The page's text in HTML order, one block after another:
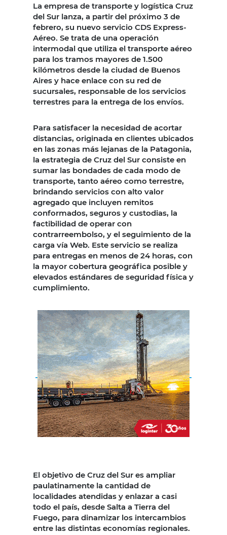
La empresa de transporte y logística Cruz
del Sur lanza, a partir del próximo 3 de
febrero, su nuevo servicio CDS Express-
Aéreo. Se trata de una operación
intermodal que utiliza el transporte aéreo
para los tramos mayores de 1.500
kilómetros desde la ciudad de Buenos
Aires y hace enlace con su red de
sucursales, responsable de los servicios
terrestres para la entrega de los envíos.
Para satisfacer la necesidad de acortar
distancias, originada en clientes ubicados
en las zonas más lejanas de la Patagonia,
la estrategia de Cruz del Sur consiste en
sumar las bondades de cada modo de
transporte, tanto aéreo como terrestre,
brindando servicios con alto valor
agregado que incluyen remitos
conformados, seguros y custodias, la
factibilidad de operar con
contrarreembolso, y el seguimiento de la
carga vía Web. Este servicio se realiza
para entregas en menos de 24 horas, con
la mayor cobertura geográfica posible y
elevados estándares de seguridad física y
cumplimiento.
El objetivo de Cruz del Sur es ampliar
paulatinamente la cantidad de
localidades atendidas y enlazar a casi
todo el país, desde Salta a Tierra del
Fuego, para dinamizar los intercambios
entre las distintas economías regionales.